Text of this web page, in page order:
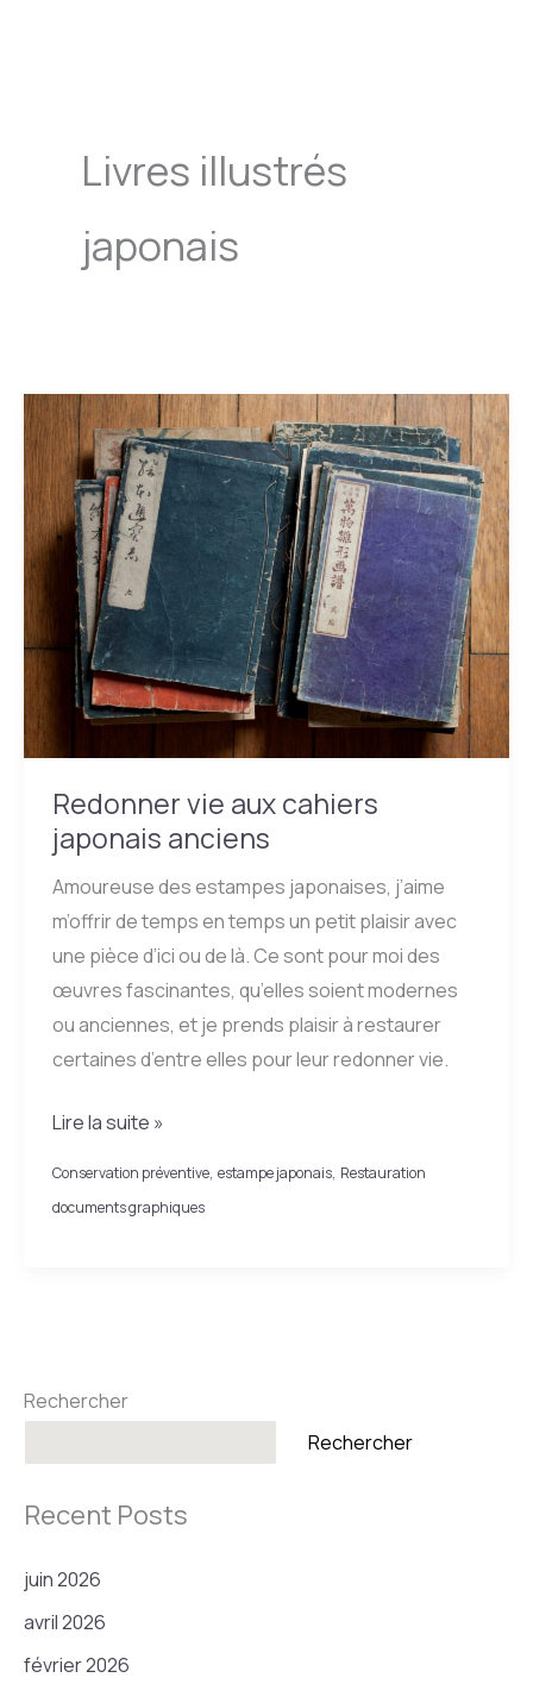
Livres illustrés
japonais
Redonner vie aux cahiers
japonais anciens
Amoureuse des estampes japonaises, j’aime
m’offrir de temps en temps un petit plaisir avec
une pièce d’ici ou de là. Ce sont pour moi des
œuvres fascinantes, qu’elles soient modernes
ou anciennes, et je prends plaisir à restaurer
certaines d’entre elles pour leur redonner vie.
Redonner
Lire la suite »
Conservation préventive, estampe japonais, Restauration
documents graphiques
Rechercher
Rechercher
Recent Posts
juin 2026
avril 2026
février 2026